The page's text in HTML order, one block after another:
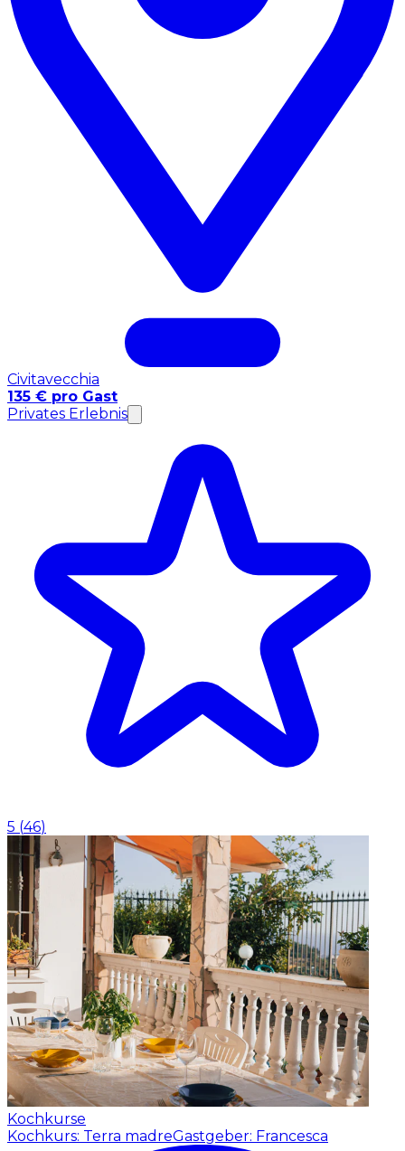
Civitavecchia
135 € pro Gast
Privates Erlebnis
5 (46)
Kochkurse
Kochkurs: Terra madreGastgeber: Francesca